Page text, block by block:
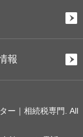
報
ー｜相続税専門. All